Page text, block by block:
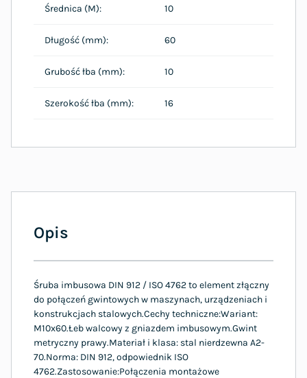
Średnica (M): 10
Długość (mm): 60
Grubość łba (mm): 10
Szerokość łba (mm): 16
Opis
Śruba imbusowa DIN 912 / ISO 4762 to element złączny
do połączeń gwintowych w maszynach, urządzeniach i
konstrukcjach stalowych.Cechy techniczne:Wariant:
M10x60.Łeb walcowy z gniazdem imbusowym.Gwint
metryczny prawy.Materiał i klasa: stal nierdzewna A2-
70.Norma: DIN 912, odpowiednik ISO
4762.Zastosowanie:Połączenia montażowe